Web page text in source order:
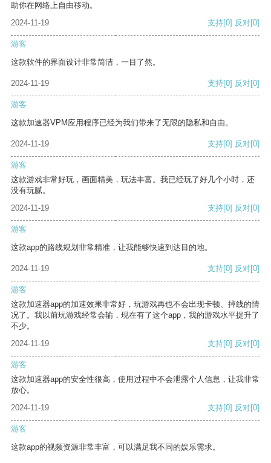
助你在网络上自由移动。
2024-11-19
支持[0] 反对[0]
游客
这款软件的界面设计非常简洁，一目了然。
2024-11-19 支持[0] 反对[0]
游客
这款加速器VPM应用程序已经为我们带来了无限的隐私和自由。
2024-11-19 支持[0] 反对[0]
游客
这款游戏非常好玩，画面精美，玩法丰富。我已经玩了好几个小时，还
没有玩腻。
2024-11-19
支持[0] 反对[0]
游客
这款app的路线规划非常精准，让我能够快速到达目的地。
2024-11-19 支持[0] 反对[0]
游客
这款加速器app的加速效果非常好，玩游戏再也不会出现卡顿、掉线的情
况了。我以前玩游戏经常会输，现在有了这个app，我的游戏水平提升了
不少。
2024-11-19
支持[0] 反对[0]
游客
这款加速器app的安全性很高，使用过程中不会泄露个人信息，让我非常
放心。
2024-11-19
支持[0] 反对[0]
游客
这款app的视频资源非常丰富，可以满足我不同的娱乐需求。